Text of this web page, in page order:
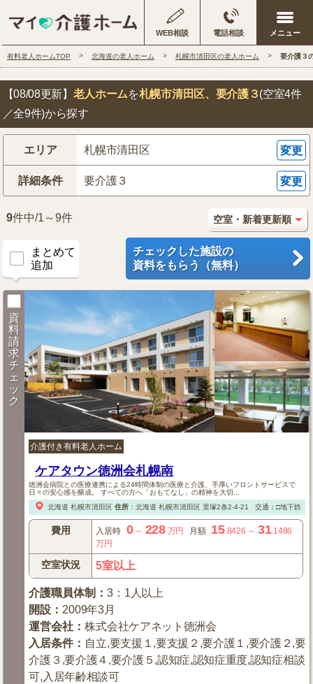
WEB相談 電話相談
有料老人ホームTOP 北海道の老人ホーム 札幌市清田区の老人ホーム 要介護３
【08/08更新】 老人ホームを札幌市清田区、要介護３(空室4件
／全9件)から探す
エリア 札幌市清田区 変更
詳細条件 要介護３ 変更
9件中/1～9件
まとめて
追加
チェックした施設の
資料をもらう（無料）
資
料
請
求
チ
ェ
ッ
ク
介護付き有料老人ホーム
ケアタウン徳洲会札幌南
徳洲会病院との医療連携による24時間体制の医療と介護、手厚いフロントサービスで
日々の安心感を醸成。 すべての方へ「おもてなし」の精神を大切...
北海道 札幌市清田区 住所： 北海道 札幌市清田区里塚2条2-4-21 交通：□地下鉄「
費用 入居時 0～ 228 万円 月額 15.8426 ～ 31.1486
万円
空室状況 5室以上
介護職員体制 ：3：1人以上
開設 ： 2009年3月
運営会社 ：株式会社ケアネット徳洲会
入居条件： 自立,要支援１,要支援２,要介護１,要介護２,要
介護３,要介護４,要介護５,認知症,認知症重度,認知症相談
可,入居年齢相談可